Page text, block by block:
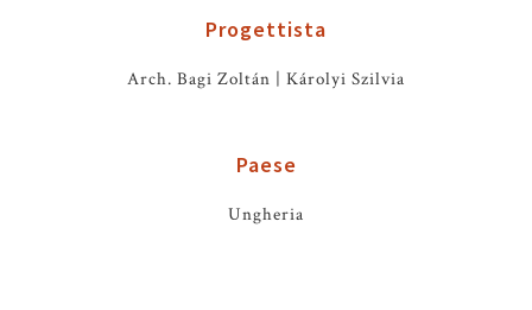
Progettista
Arch. Bagi Zoltán | Károlyi Szilvia
Paese
Ungheria